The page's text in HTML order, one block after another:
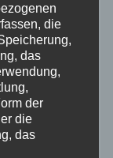
die
das
der
die
das